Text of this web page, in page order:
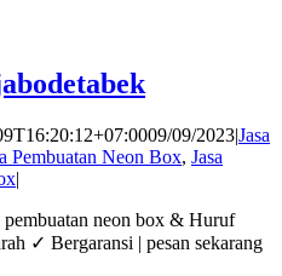
09/09/2023|Jasa
Pembuatan Neon Box, Jasa
|
pembuatan neon box & Huruf
✓ Bergaransi | pesan sekarang